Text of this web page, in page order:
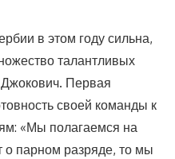
в этом году сильна,
талантливых
Первая
своей команды к
«Мы полагаемся на
о парном разряде, то мы